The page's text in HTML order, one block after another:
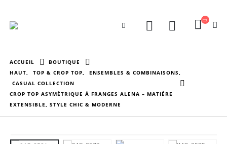
ACCUEIL
BOUTIQUE
HAUT, TOP & CROP TOP, ENSEMBLES & COMBINAISONS,
CASUAL COLLECTION
CROP TOP ASYMÉTRIQUE À FRANGES ALENA – MATIÈRE
EXTENSIBLE, STYLE CHIC & MODERNE